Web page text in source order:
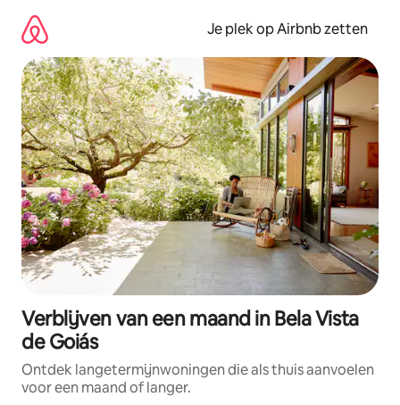
direct
naar
inhoud
Je plek op Airbnb zetten
Verblijven van een maand in Bela Vista
de Goiás
Ontdek langetermijnwoningen die als thuis aanvoelen
voor een maand of langer.